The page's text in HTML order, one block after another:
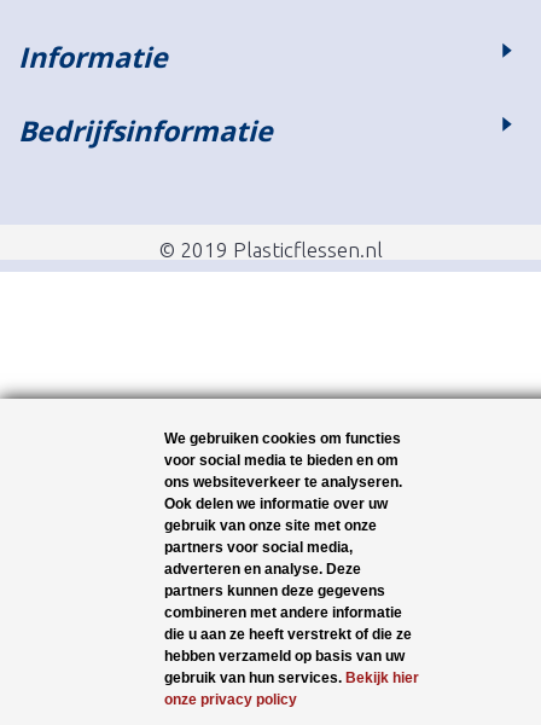
Informatie
Bedrijfsinformatie
© 2019 Plasticflessen.nl
We gebruiken cookies om functies
voor social media te bieden en om
ons websiteverkeer te analyseren.
Ook delen we informatie over uw
gebruik van onze site met onze
partners voor social media,
adverteren en analyse. Deze
partners kunnen deze gegevens
combineren met andere informatie
die u aan ze heeft verstrekt of die ze
hebben verzameld op basis van uw
gebruik van hun services. Bekijk hier
onze privacy policy